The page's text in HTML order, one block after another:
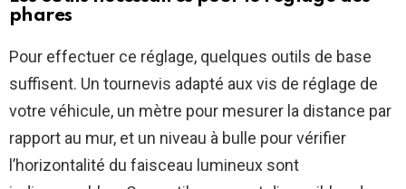
phares
Pour effectuer ce réglage, quelques outils de base
suffisent. Un tournevis adapté aux vis de réglage de
votre véhicule, un mètre pour mesurer la distance par
rapport au mur, et un niveau à bulle pour vérifier
l’horizontalité du faisceau lumineux sont